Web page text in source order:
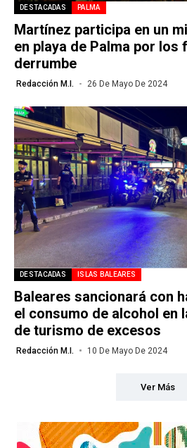
DESTACADAS PALMA
Martínez participa en un
en playa de Palma por los
derrumbe
Redacción M.I. 26 De Mayo De 2024
DESTACADAS ISLAS BALEARES
Baleares sancionará con
el consumo de alcohol en
de turismo de excesos
Redacción M.I. 10 De Mayo De 2024
Ver Más